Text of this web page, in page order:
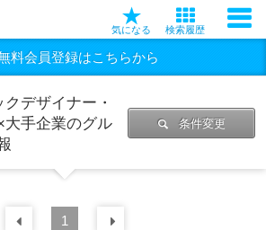
気になる 検索履歴
料会員登録はこちらから
デザイナー・
大手企業のグル
条件変更
前の 件
1